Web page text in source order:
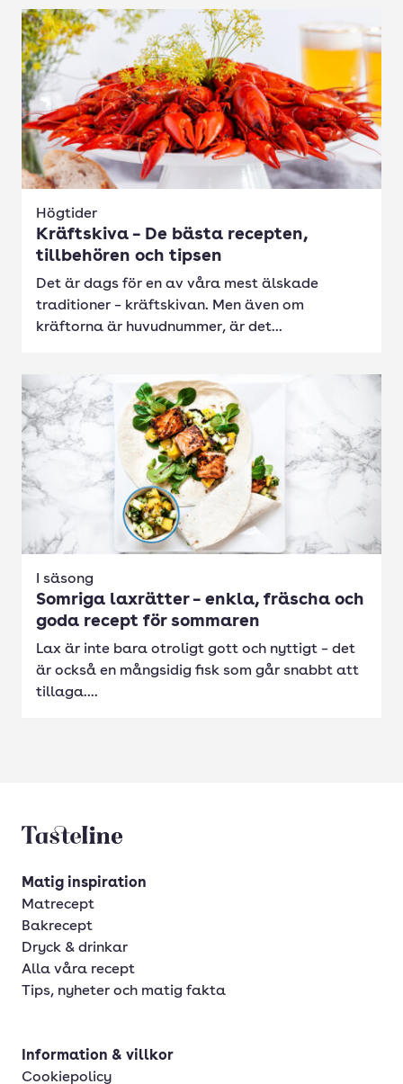
Högtider
Kräftskiva – De bästa recepten,
tillbehören och tipsen
Det är dags för en av våra mest älskade
traditioner – kräftskivan. Men även om
kräftorna är huvudnummer, är det...
I säsong
Somriga laxrätter – enkla, fräscha och
goda recept för sommaren
Lax är inte bara otroligt gott och nyttigt – det
är också en mångsidig fisk som går snabbt att
tillaga....
Tasteline startsida
Matig inspiration
Matrecept
Bakrecept
Dryck & drinkar
Alla våra recept
Tips, nyheter och matig fakta
Information & villkor
Cookiepolicy